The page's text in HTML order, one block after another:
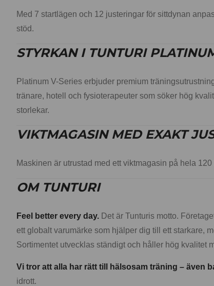
Med 7 startlägen och 12 justeringar för sittdynan
stöd.
STYRKAN I TUNTURI
Platinum V-Series erbjuder premium
tränare, hotell och fysioterapeuter som söker hög
storlekar.
VIKTMAGASIN MED EXAKT
Maskinen är utrustad med ett viktmagasin på hela
OM TUNTURI
Feel better every day. Det är Tunturis motto.
ett globalt varumärke som hjälper dig till ett starkare,
Sortimentet utvecklas ständigt och håller hög kvalitet
Vi tror att alla har rätt till hälsosam träning – även
idrott.